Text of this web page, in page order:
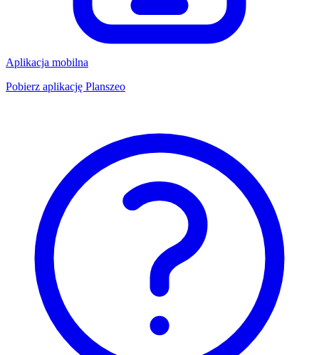
Aplikacja mobilna
Pobierz aplikację Planszeo